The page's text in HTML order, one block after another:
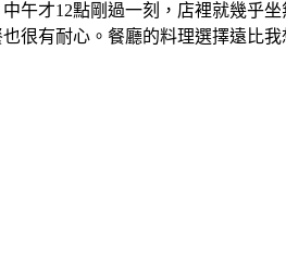
午才12點剛過一刻，店裡就幾乎
很有耐心。餐廳的料理選擇遠比